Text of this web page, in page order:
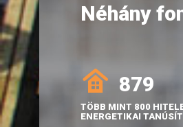
Néhány
879
TÖBB MINT 800
ENERGETIKAI